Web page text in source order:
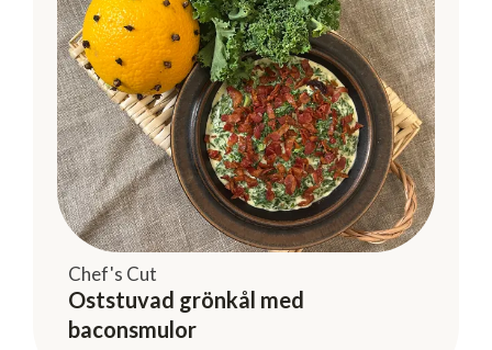
Chef's Cut
Oststuvad grönkål med